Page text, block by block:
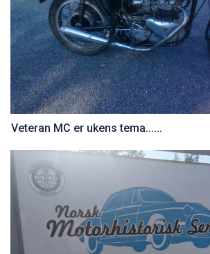
Veteran MC er ukens tema......